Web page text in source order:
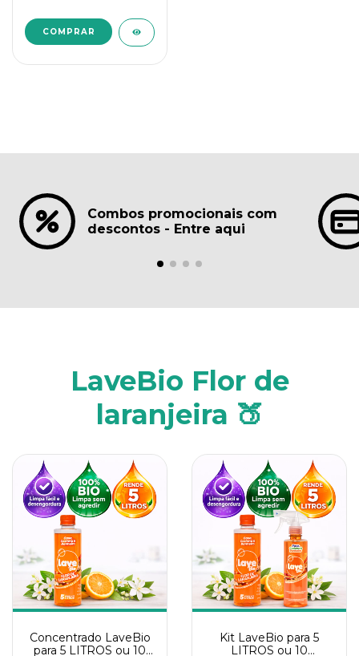
Combos promocionais com
descontos - Entre aqui
LaveBio Flor de
laranjeira 🍑
Concentrado LaveBio
para 5 LITROS ou 10
Kit LaveBio para 5
LITROS ou 10